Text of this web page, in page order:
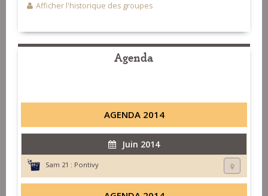
Afficher l'historique des groupes
Agenda
AGENDA 2014
Juin 2014
Sam 21 : Pontivy